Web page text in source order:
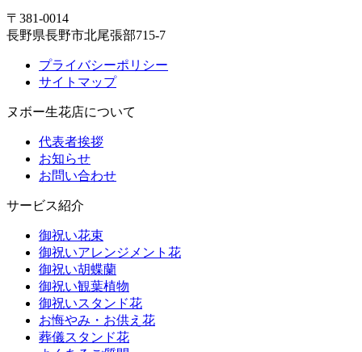
〒381-0014
長野県長野市北尾張部715-7
プライバシーポリシー
サイトマップ
ヌボー生花店について
代表者挨拶
お知らせ
お問い合わせ
サービス紹介
御祝い花束
御祝いアレンジメント花
御祝い胡蝶蘭
御祝い観葉植物
御祝いスタンド花
お悔やみ・お供え花
葬儀スタンド花